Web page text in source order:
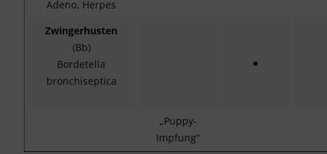
Adeno, Herpes
Zwingerhusten
(Bb)
Bordetella
bronchiseptica
●
„Puppy-
Impfung“